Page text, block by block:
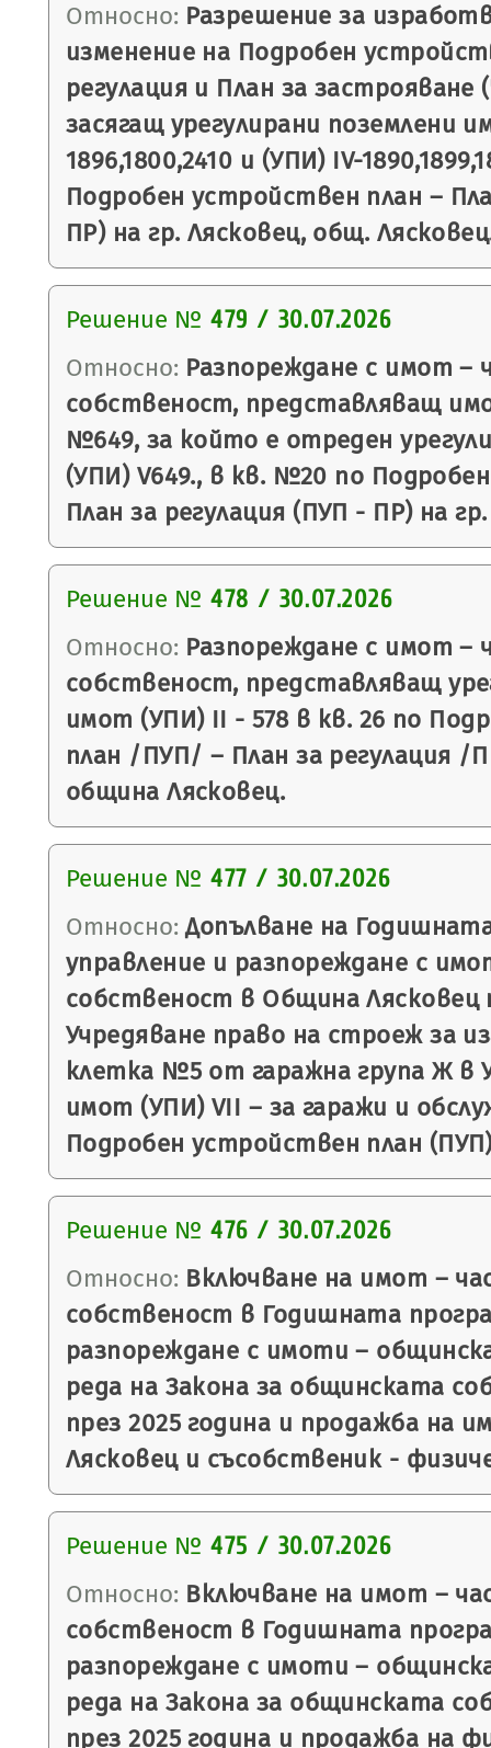
Относно: Разрешение за
изменение на Подробен
регулация и План за
засягащ урегулирани поземлени
1896,1800,2410 и (УПИ) IV-
Подробен устройствен план –
ПР) на гр. Лясковец, общ.
Решение № 479 / 30.07.2026
Относно: Разпореждане с имот –
собственост, представляващ
№649, за който е отреден
(УПИ) V649., в кв. №20 по
План за регулация (ПУП - ПР) на
Решение № 478 / 30.07.2026
Относно: Разпореждане с имот –
собственост, представляващ
имот (УПИ) II - 578 в кв. 26 по
план /ПУП/ – План за регулация /
община Лясковец.
Решение № 477 / 30.07.2026
Относно: Допълване на
управление и разпореждане с
собственост в Община Лясковец
Учредяване право на строеж за
клетка №5 от гаражна група Ж в
имот (УПИ) VII – за гаражи и
Подробен устройствен план
Решение № 476 / 30.07.2026
Относно: Включване на имот –
собственост в Годишната
разпореждане с имоти –
реда на Закона за общинската
през 2025 година и продажба на
Лясковец и съсобственик -
Решение № 475 / 30.07.2026
Относно: Включване на имот –
собственост в Годишната
разпореждане с имоти –
реда на Закона за общинската
през 2025 година и продажба на